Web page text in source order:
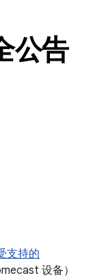
公告
支持的
设备）